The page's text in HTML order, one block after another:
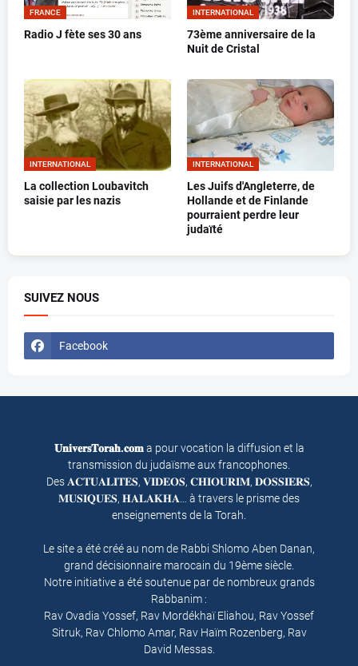
FRANCE
Radio J fète ses 30 ans
INTERNATIONAL
73ème anniversaire de la
Nuit de Cristal
INTERNATIONAL
La collection Loubavitch
saisie par les nazis
INTERNATIONAL
Les Juifs d'Angleterre, de
Hollande et de Finlande
pourraient perdre leur
judaïté
SUIVEZ NOUS
Facebook
𝐔𝐧𝐢𝐯𝐞𝐫𝐬𝐓𝐨𝐫𝐚𝐡.𝐜𝐨𝐦a pour vocation la diffusion et la
transmission du judaïsme aux francophones.
Des 𝐀𝐂𝐓𝐔𝐀𝐋𝐈𝐓𝐄𝐒, 𝐕𝐈𝐃𝐄𝐎𝐒, 𝐂𝐇𝐈𝐎𝐔𝐑𝐈𝐌, 𝐃𝐎𝐒𝐒𝐈𝐄𝐑𝐒,
𝐌𝐔𝐒𝐈𝐐𝐔𝐄𝐒, 𝐇𝐀𝐋𝐀𝐊𝐇𝐀… à travers le prisme des
enseignements de la Torah.
Le site a été créé au nom de Rabbi Shlomo Aben Danan,
grand décisionnaire marocain du 19ème siècle.
Notre initiative a été soutenue par de nombreux grands
Rabbanim :
Rav Ovadia Yossef, Rav Mordékhaï Eliahou, Rav Yossef
Sitruk, Rav Chlomo Amar, Rav Haïm Rozenberg, Rav
David Messas.